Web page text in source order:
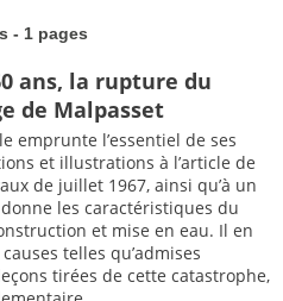
- 1 pages
ans, la rupture du
de Malpasset
emprunte l’essentiel de ses
et illustrations à l’article de
de juillet 1967, ainsi qu’à un
les caractéristiques du
et mise en eau. Il en
telles qu’admises
tirées de cette catastrophe,